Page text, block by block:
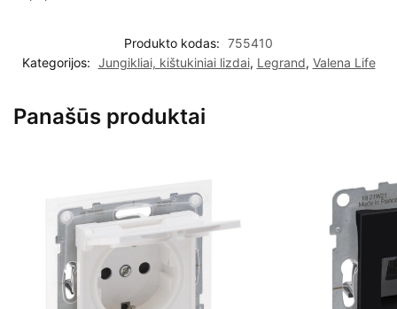
Produkto kodas: 755410
Kategorijos: Jungikliai, kištukiniai lizdai, Legrand, Valena Life
Panašūs produktai